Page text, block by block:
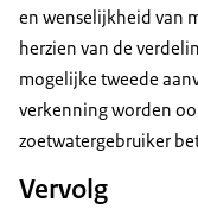
en wenselijkheid van
herzien van de
mogelijke tweede
verkenning worden
zoetwatergebruiker
Vervolg